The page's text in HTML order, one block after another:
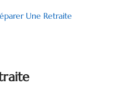
Une Retraite